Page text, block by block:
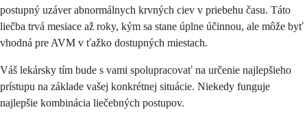
postupný uzáver abnormálnych krvných ciev v priebehu času. Táto
liečba trvá mesiace až roky, kým sa stane úplne účinnou, ale môže byť
vhodná pre AVM v ťažko dostupných miestach.
Váš lekársky tím bude s vami spolupracovať na určenie najlepšieho
prístupu na základe vašej konkrétnej situácie. Niekedy funguje
najlepšie kombinácia liečebných postupov.